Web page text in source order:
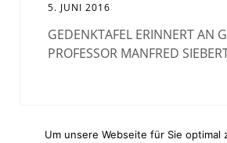
5. JUNI 2016
GEDENKTAFEL ERINNERT AN
PROFESSOR MANFRED
Um unsere Webseite für Sie optimal